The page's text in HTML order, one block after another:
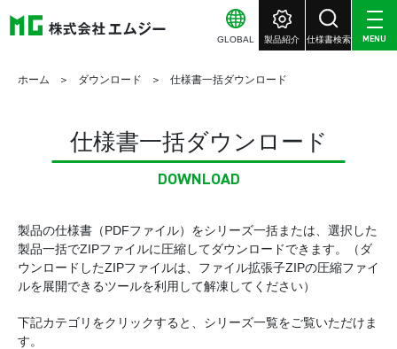
GLOBAL 製品紹介 仕様書検索 MENU
ホーム ダウンロード 仕様書一括ダウンロード
仕様書一括ダウンロード
DOWNLOAD
製品の仕様書（PDFファイル）をシリーズ一括または、選択した
製品一括でZIPファイルに圧縮してダウンロードできます。（ダ
ウンロードしたZIPファイルは、ファイル拡張子ZIPの圧縮ファイ
ルを展開できるツールを利用して解凍してください）
下記カテゴリをクリックすると、シリーズ一覧をご覧いただけま
す。